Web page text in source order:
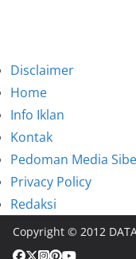
Disclaimer
Home
Info Iklan
Kontak
Pedoman Media
Privacy Policy
Redaksi
Copyright © 2012